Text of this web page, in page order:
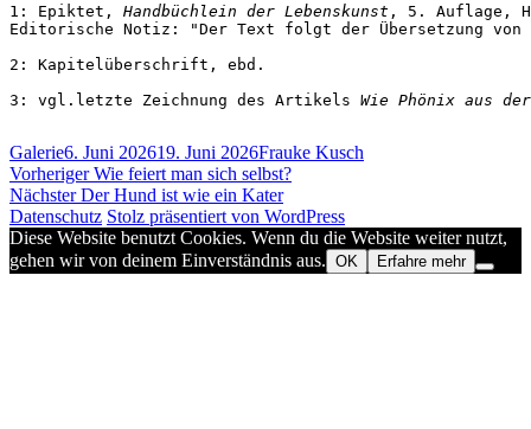
1: Epiktet, Handbüchlein der Lebenskunst , 5. Auflage,
Editorische Notiz: "Der Text folgt der Übersetzung
2: Kapitelüberschrift, ebd.
3: vgl.letzte Zeichnung des Artikels Wie Phönix aus
Format
GalerieVeröffentlicht
am
6. Juni 202619. Juni 2026Autor
Frauke Kusch
Beitragsnavigation
Vorheriger Vorheriger
Beitrag:
Wie feiert man sich selbst?
Nächster Nächster
Beitrag:
Der Hund ist wie ein Kater
Datenschutz Stolz präsentiert von WordPress
Diese Website benutzt Cookies. Wenn du die Website weiter nutzt,
gehen wir von deinem Einverständnis aus. OK Erfahre mehr